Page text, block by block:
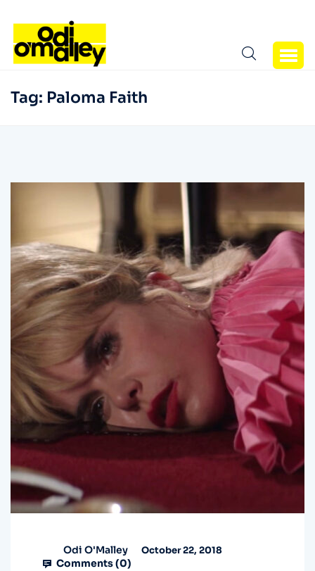
Tag: Paloma Faith
Odi O'Malley October 22, 2018
Comments (0)